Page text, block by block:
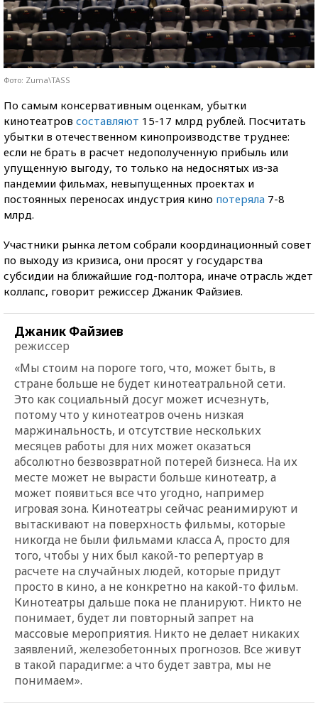
Фото: Zuma\TASS
По самым консервативным оценкам, убытки
кинотеатров составляют 15-17 млрд рублей. Посчитать
убытки в отечественном кинопроизводстве труднее:
если не брать в расчет недополученную прибыль или
упущенную выгоду, то только на недоснятых из-за
пандемии фильмах, невыпущенных проектах и
постоянных переносах индустрия кино потеряла 7-8
млрд.
Участники рынка летом собрали координационный совет
по выходу из кризиса, они просят у государства
субсидии на ближайшие год-полтора, иначе отрасль ждет
коллапс, говорит режиссер Джаник Файзиев.
Джаник Файзиев
режиссер
«Мы стоим на пороге того, что, может быть, в
стране больше не будет кинотеатральной сети.
Это как социальный досуг может исчезнуть,
потому что у кинотеатров очень низкая
маржинальность, и отсутствие нескольких
месяцев работы для них может оказаться
абсолютно безвозвратной потерей бизнеса. На их
месте может не вырасти больше кинотеатр, а
может появиться все что угодно, например
игровая зона. Кинотеатры сейчас реанимируют и
вытаскивают на поверхность фильмы, которые
никогда не были фильмами класса А, просто для
того, чтобы у них был какой-то репертуар в
расчете на случайных людей, которые придут
просто в кино, а не конкретно на какой-то фильм.
Кинотеатры дальше пока не планируют. Никто не
понимает, будет ли повторный запрет на
массовые мероприятия. Никто не делает никаких
заявлений, железобетонных прогнозов. Все живут
в такой парадигме: а что будет завтра, мы не
понимаем».